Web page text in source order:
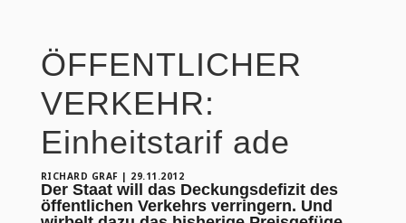
ÖFFENTLICHER
VERKEHR:
Einheitstarif ade
RICHARD GRAF | 29.11.2012
Der Staat will das Deckungsdefizit des
öffentlichen Verkehrs verringern. Und